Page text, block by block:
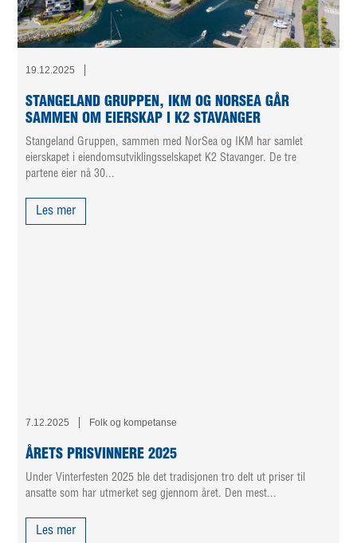
19.12.2025
STANGELAND GRUPPEN, IKM OG NORSEA GÅR
SAMMEN OM EIERSKAP I K2 STAVANGER
Stangeland Gruppen, sammen med NorSea og IKM har samlet
eierskapet i eiendomsutviklingsselskapet K2 Stavanger. De tre
partene eier nå 30...
Les mer
7.12.2025 Folk og kompetanse
ÅRETS PRISVINNERE 2025
Under Vinterfesten 2025 ble det tradisjonen tro delt ut priser til
ansatte som har utmerket seg gjennom året. Den mest...
Les mer